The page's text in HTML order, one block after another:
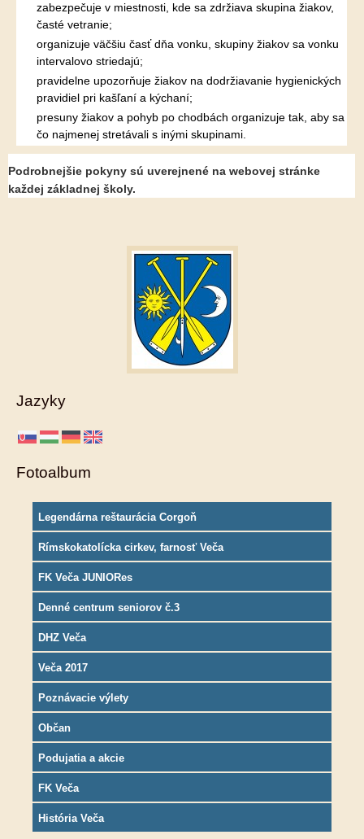
zabezpečuje v miestnosti, kde sa zdržiava skupina žiakov,
časté vetranie;
organizuje väčšiu časť dňa vonku, skupiny žiakov sa vonku
intervalovo striedajú;
pravidelne upozorňuje žiakov na dodržiavanie hygienických
pravidiel pri kašľaní a kýchaní;
presuny žiakov a pohyb po chodbách organizuje tak, aby sa
čo najmenej stretávali s inými skupinami.
Podrobnejšie pokyny sú uverejnené na webovej stránke
každej základnej školy.
Jazyky
Fotoalbum
Legendárna reštaurácia Corgoň
Rímskokatolícka cirkev, farnosť Veča
FK Veča JUNIORes
Denné centrum seniorov č.3
DHZ Veča
Veča 2017
Poznávacie výlety
Občan
Podujatia a akcie
FK Veča
História Veča